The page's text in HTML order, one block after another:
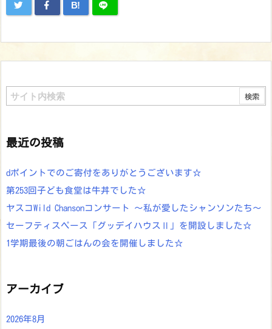
B!
最近の投稿
dポイントでのご寄付をありがとうございます☆
第253回子ども食堂は牛丼でした☆
ヤスコWild Chansonコンサート ～私が愛したシャンソンたち～
セーフティスペース「グッデイハウスⅡ」を開設しました☆
1学期最後の朝ごはんの会を開催しました☆
アーカイブ
2026年8月